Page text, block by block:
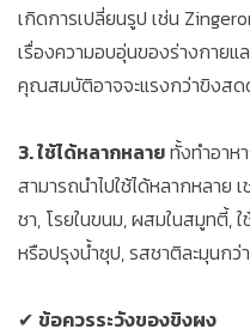
เกิดการเปลี่ยนรูป เช่น
เรื่องความอบอุ่นของร่างกายแ
คุณสมบัติอาจจะแรงกว่าขิงสด
3. ใช้ได้หลากหลายทั้งทำอาห
สามารถนำไปใช้ได้หลากหลาย
ชา, โรยในขนม, ผสมในสมูทตี้,
หรือปรุงน้ำซุป, รสชาติละมุนก
✔ ข้อควรระวังของขิงผง